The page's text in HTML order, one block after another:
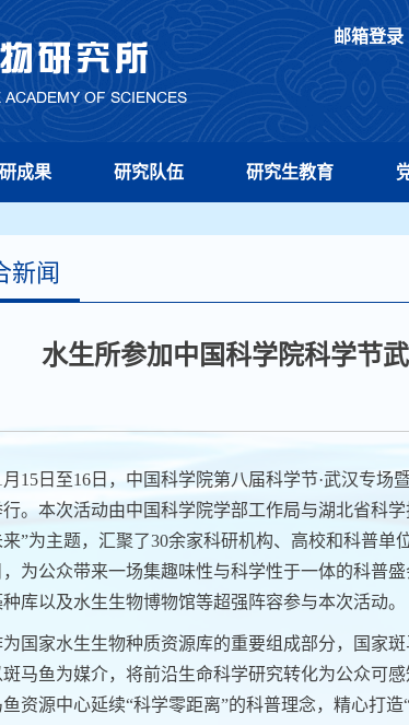
邮箱登录
成果 研究队伍 研究生教育
新闻
水生所参加中国科学院科学节
月15日至16日，中国科学院第八届科学节·武汉专
。本次活动由中国科学院学部工作局与湖北省科
”为主题，汇聚了30余家科研机构、高校和科普单
为公众带来一场集趣味性与科学性于一体的科普
库以及水生生物博物馆等超强阵容参与本次活动。
为国家水生生物种质资源库的重要组成部分，国家
马鱼为媒介，将前沿生命科学研究转化为公众可
资源中心延续“科学零距离”的科普理念，精心打